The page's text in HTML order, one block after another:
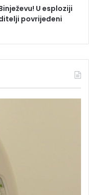
U esploziji
povrijeđeni